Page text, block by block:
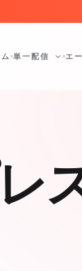
単一配信 エ